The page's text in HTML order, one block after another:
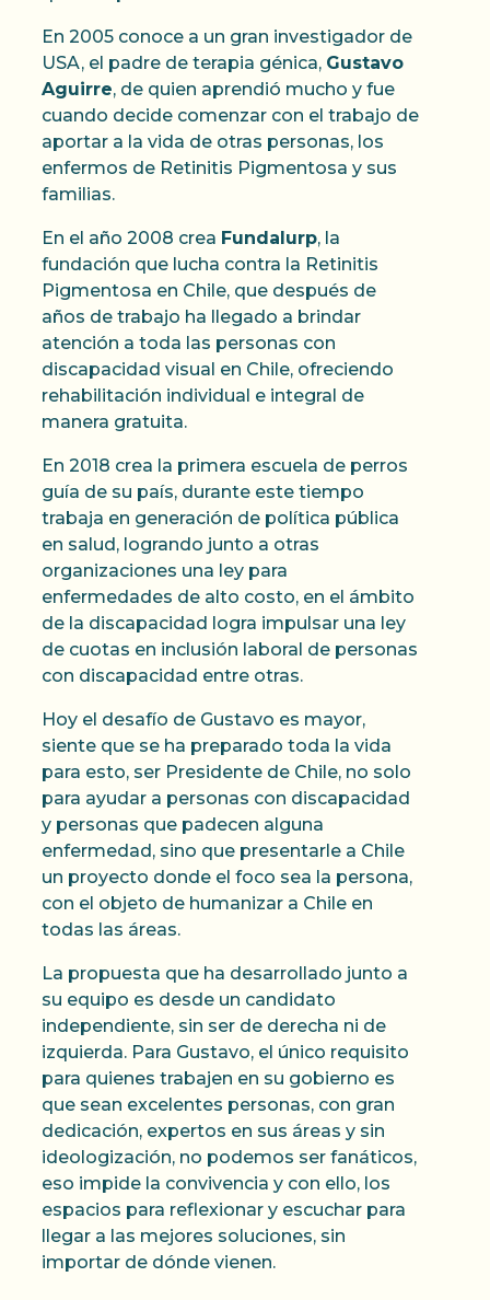
En 2005 conoce a un gran investigador de
USA, el padre de terapia génica, Gustavo
Aguirre, de quien aprendió mucho y fue
cuando decide comenzar con el trabajo de
aportar a la vida de otras personas, los
enfermos de Retinitis Pigmentosa y sus
familias.
En el año 2008 crea Fundalurp, la
fundación que lucha contra la Retinitis
Pigmentosa en Chile, que después de
años de trabajo ha llegado a brindar
atención a toda las personas con
discapacidad visual en Chile, ofreciendo
rehabilitación individual e integral de
manera gratuita.
En 2018 crea la primera escuela de perros
guía de su país, durante este tiempo
trabaja en generación de política pública
en salud, logrando junto a otras
organizaciones una ley para
enfermedades de alto costo, en el ámbito
de la discapacidad logra impulsar una ley
de cuotas en inclusión laboral de personas
con discapacidad entre otras.
Hoy el desafío de Gustavo es mayor,
siente que se ha preparado toda la vida
para esto, ser Presidente de Chile, no solo
para ayudar a personas con discapacidad
y personas que padecen alguna
enfermedad, sino que presentarle a Chile
un proyecto donde el foco sea la persona,
con el objeto de humanizar a Chile en
todas las áreas.
La propuesta que ha desarrollado junto a
su equipo es desde un candidato
independiente, sin ser de derecha ni de
izquierda. Para Gustavo, el único requisito
para quienes trabajen en su gobierno es
que sean excelentes personas, con gran
dedicación, expertos en sus áreas y sin
ideologización, no podemos ser fanáticos,
eso impide la convivencia y con ello, los
espacios para reflexionar y escuchar para
llegar a las mejores soluciones, sin
importar de dónde vienen.